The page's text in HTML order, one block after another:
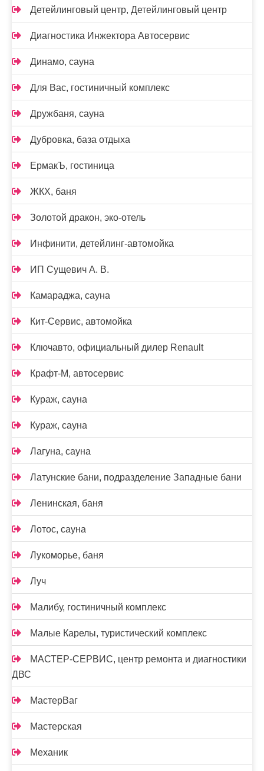
Детейлинговый центр, Детейлинговый центр
Диагностика Инжектора Автосервис
Динамо, сауна
Для Вас, гостиничный комплекс
Дружбаня, сауна
Дубровка, база отдыха
ЕрмакЪ, гостиница
ЖКХ, баня
Золотой дракон, эко-отель
Инфинити, детейлинг-автомойка
ИП Сущевич А. В.
Камараджа, сауна
Кит-Сервис, автомойка
Ключавто, официальный дилер Renault
Крафт-М, автосервис
Кураж, сауна
Кураж, сауна
Лагуна, сауна
Латунские бани, подразделение Западные бани
Ленинская, баня
Лотос, сауна
Лукоморье, баня
Луч
Малибу, гостиничный комплекс
Малые Карелы, туристический комплекс
МАСТЕР-СЕРВИС, центр ремонта и диагностики
ДВС
МастерВаг
Мастерская
Механик